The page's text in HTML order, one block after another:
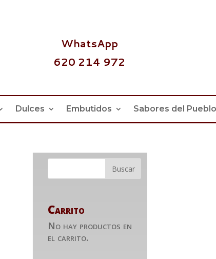
WhatsApp
620 214 972
Dulces Embutidos Sabores del Pueblo
Carrito
No hay productos en
el carrito.